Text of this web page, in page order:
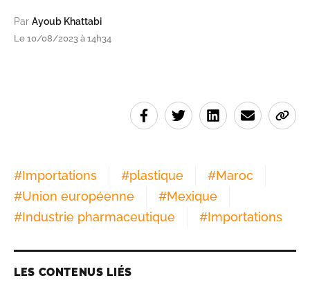
Par Ayoub Khattabi
Le 10/08/2023 à 14h34
#Importations #plastique #Maroc
#Union européenne #Mexique
#Industrie pharmaceutique #Importations
LES CONTENUS LIÉS